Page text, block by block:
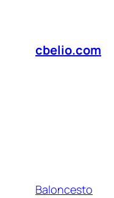
contenidocbelio.com
Baloncesto